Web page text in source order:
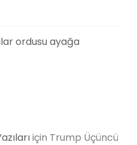
ordusu ayağa
için Trump Üçüncü